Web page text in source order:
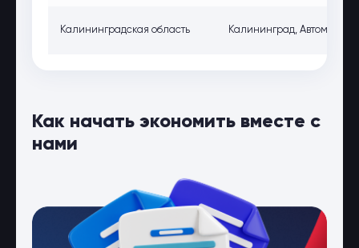
Калининградская область Калининград,
Как начать экономить вместе с
нами